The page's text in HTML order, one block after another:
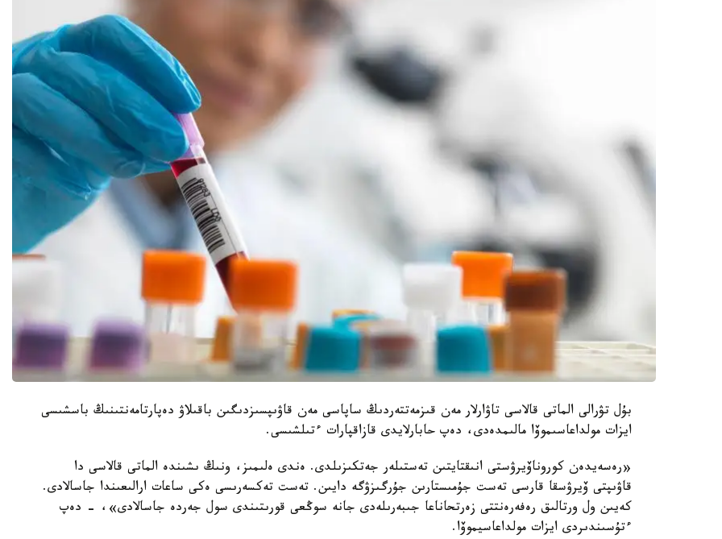
بۇل تۋرالى الماتى قالاسى تاۋارلار مەن قىزمەتتەردىڭ ساپاسى مەن قاۋىپسىزدىگىن باقىلاۋ دەپارتامەنتىنىڭ باسشىسى
ايزات مولداعاسىموۆا مالىمدەدى، دەپ حابارلايدى قازاقپارات ءتىلشىسى.
«رەسەيدەن كوروناۆيرۋستى انىقتايتىن تەستىلەر جەتكىزىلدى. ەندى ەلىمىز، ونىڭ ىشىندە الماتى قالاسى دا
قاۋىپتى ۆيرۋسقا قارسى تەست جۇمىستارىن جۇرگىزۋگە دايىن. تەست تەكسەرىسى ەكى ساعات ارالىعىندا جاسالادى.
كەيىن ول ورتالىق رەفەرەنتتى زەرتحاناعا جىبەرىلەدى جانە سوڭعى قورىتىندى سول جەردە جاسالادى»، - دەپ
ءتۇسىندىردى ايزات مولداعاسيموۆا.